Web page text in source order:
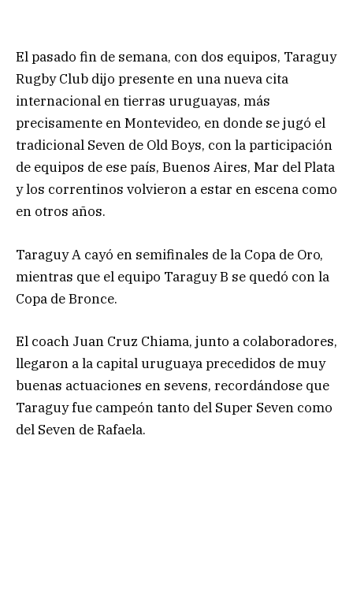
El pasado fin de semana, con dos equipos, Taraguy
Rugby Club dijo presente en una nueva cita
internacional en tierras uruguayas, más
precisamente en Montevideo, en donde se jugó el
tradicional Seven de Old Boys, con la participación
de equipos de ese país, Buenos Aires, Mar del Plata
y los correntinos volvieron a estar en escena como
en otros años.
Taraguy A cayó en semifinales de la Copa de Oro,
mientras que el equipo Taraguy B se quedó con la
Copa de Bronce.
El coach Juan Cruz Chiama, junto a colaboradores,
llegaron a la capital uruguaya precedidos de muy
buenas actuaciones en sevens, recordándose que
Taraguy fue campeón tanto del Super Seven como
del Seven de Rafaela.